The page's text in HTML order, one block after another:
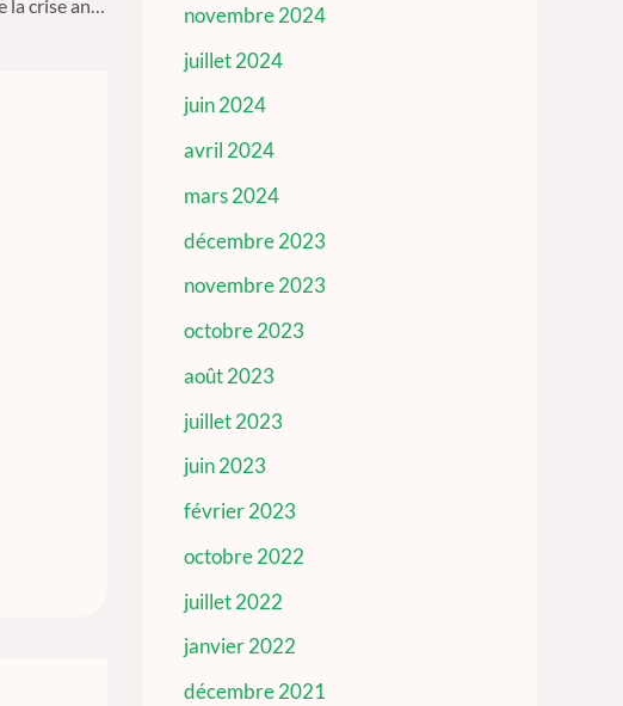
novembre 2024
juillet 2024
juin 2024
avril 2024
mars 2024
décembre 2023
novembre 2023
octobre 2023
août 2023
juillet 2023
juin 2023
février 2023
octobre 2022
juillet 2022
janvier 2022
décembre 2021